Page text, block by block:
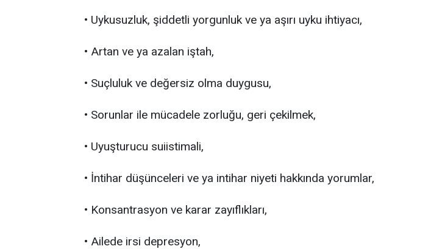
• Uykusuzluk, şiddetli yorgunluk ve ya aşırı uyku ihtiyacı,
• Artan ve ya azalan iştah,
• Suçluluk ve değersiz olma duygusu,
• Sorunlar ile mücadele zorluğu, geri çekilmek,
• Uyuşturucu suiistimali,
• İntihar düşünceleri ve ya intihar niyeti hakkında yorumlar,
• Konsantrasyon ve karar zayıflıkları,
• Ailede irsi depresyon,